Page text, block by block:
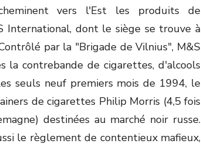
vers l'Est les produits de
International, dont le siège se trouve à
par la "Brigade de Vilnius", M&S
la contrebande de cigarettes, d'alcools
seuls neuf premiers mois de 1994, le
de cigarettes Philip Morris (4,5 fois
destinées au marché noir russe.
le règlement de contentieux mafieux,